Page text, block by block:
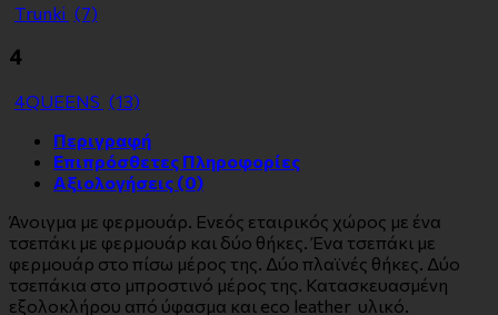
Τrunki (7)
4
4QUEENS (13)
Περιγραφή
Επιπρόσθετες Πληροφορίες
Αξιολογήσεις (0)
Άνοιγμα με φερμουάρ. Ενεός εταιρικός χώρος με ένα
τσεπάκι με φερμουάρ και δύο θήκες. Ένα τσεπάκι με
φερμουάρ στο πίσω μέρος της. Δύο πλαϊνές θήκες. Δύο
τσεπάκια στο μπροστινό μέρος της. Κατασκευασμένη
εξολοκλήρου από ύφασμα και eco leather υλικό.